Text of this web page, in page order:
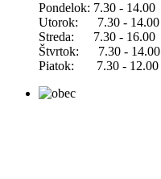
Pondelok: 7.30 - 14.00
Utorok: 7.30 - 14.00
Streda: 7.30 - 16.00
Štvrtok: 7.30 - 14.00
Piatok: 7.30 - 12.00